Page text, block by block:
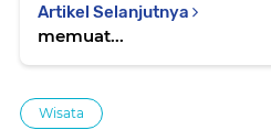
Artikel Selanjutnya
memuat...
Wisata